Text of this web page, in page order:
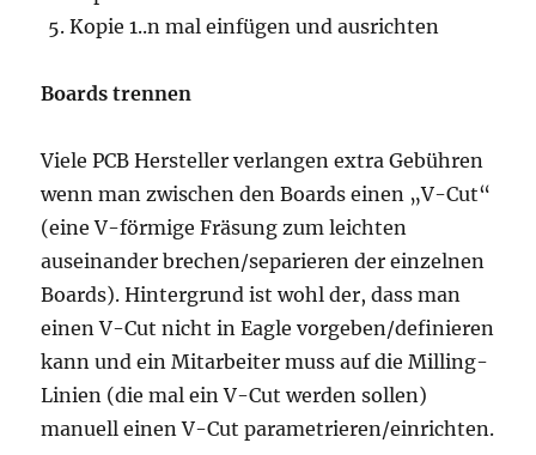
Kopie 1..n mal einfügen und ausrichten
Boards trennen
Viele PCB Hersteller verlangen extra Gebühren
wenn man zwischen den Boards einen „V-Cut“
(eine V-förmige Fräsung zum leichten
auseinander brechen/separieren der einzelnen
Boards). Hintergrund ist wohl der, dass man
einen V-Cut nicht in Eagle vorgeben/definieren
kann und ein Mitarbeiter muss auf die Milling-
Linien (die mal ein V-Cut werden sollen)
manuell einen V-Cut parametrieren/einrichten.